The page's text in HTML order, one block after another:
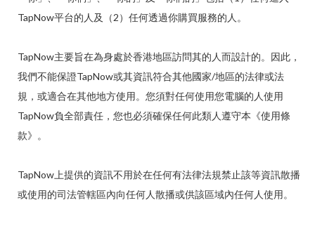
TapNow平台的人及（2）任何透過你購買服務的人。
TapNow主要旨在為身處於香港地區訪問其的人而設計的。因此，
我們不能保證TapNow或其資訊符合其他國家/地區的法律或法
規，或適合在其他地方使用。您須對任何使用您電腦的人使用
TapNow負全部責任，您也必須確保任何此類人遵守本《使用條
款》。
TapNow上提供的資訊不用於在任何有法律法規禁止該等資訊散播
或使用的司法管轄區內向任何人散播或供該區域內任何人使用。